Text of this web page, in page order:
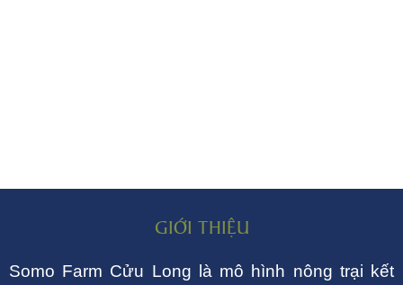
GIỚI THIỆU
Somo Farm Cửu Long là mô hình nông trại kết